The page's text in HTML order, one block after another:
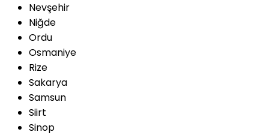
Nevşehir
Niğde
Ordu
Osmaniye
Rize
Sakarya
Samsun
Siirt
Sinop